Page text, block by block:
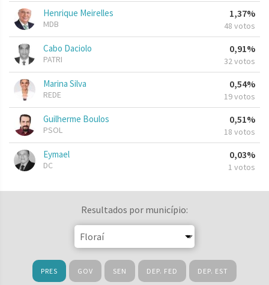
Henrique Meirelles
MDB
1,37%
48 votos
Cabo Daciolo
PATRI
0,91%
32 votos
Marina Silva
REDE
0,54%
19 votos
Guilherme Boulos
PSOL
0,51%
18 votos
Eymael
DC
0,03%
1 votos
Resultados por município:
PRES GOV SEN DEP. FED DEP. EST